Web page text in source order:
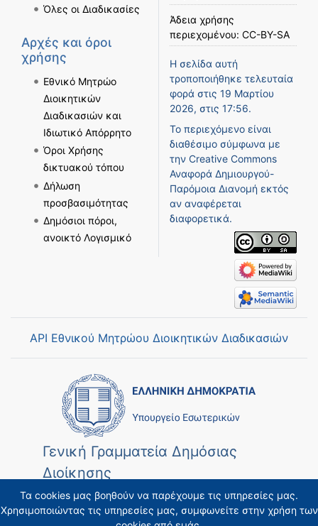
Τα cookies μας βοηθούν να παρέχουμε τις υπηρεσίες μας.
Χρησιμοποιώντας τις υπηρεσίες μας, συμφωνείτε στην χρήση των
Όλες οι Διαδικασίες
Αρχές και όροι
χρήσης
Εθνικό Μητρώο
Διοικητικών
Διαδικασιών και
Ιδιωτικό Απόρρητο
Όροι Χρήσης
δικτυακού τόπου
Δήλωση
προσβασιμότητας
Δημόσιοι πόροι,
ανοικτό Λογισμικό
Άδεια χρήσης
περιεχομένου: CC-BY-SA
Η σελίδα αυτή
τροποποιήθηκε τελευταία
φορά στις 19 Μαρτίου
2026, στις 17:56.
Το περιεχόμενο είναι
διαθέσιμο σύμφωνα με
την Creative Commons
Αναφορά Δημιουργού-
Παρόμοια Διανομή εκτός
αν αναφέρεται
διαφορετικά.
API Εθνικού Μητρώου Διοικητικών Διαδικασιών
Γενική Γραμματεία Δημόσιας
Διοίκησης